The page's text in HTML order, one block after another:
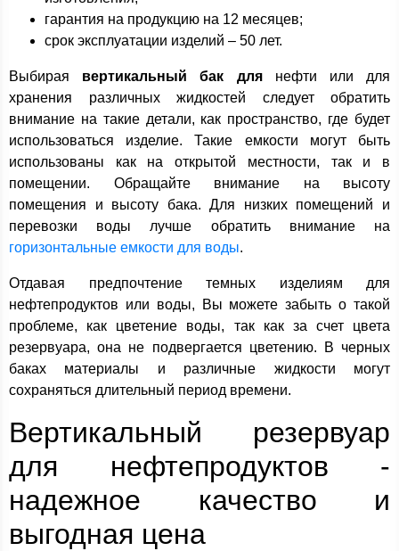
гарантия на продукцию на 12 месяцев;
срок эксплуатации изделий – 50 лет.
Выбирая вертикальный бак длянефти или для
хранения различных жидкостей следует обратить
внимание на такие детали, как пространство, где будет
использоваться изделие. Такие емкости могут быть
использованы как на открытой местности, так и в
помещении. Обращайте внимание на высоту
помещения и высоту бака. Для низких помещений и
перевозки воды лучше обратить внимание на
горизонтальные емкости для воды.
Отдавая предпочтение темных изделиям для
нефтепродуктов или воды, Вы можете забыть о такой
проблеме, как цветение воды, так как за счет цвета
резервуара, она не подвергается цветению. В черных
баках материалы и различные жидкости могут
сохраняться длительный период времени.
Вертикальный резервуар
для нефтепродуктов -
надежное качество и
выгодная цена